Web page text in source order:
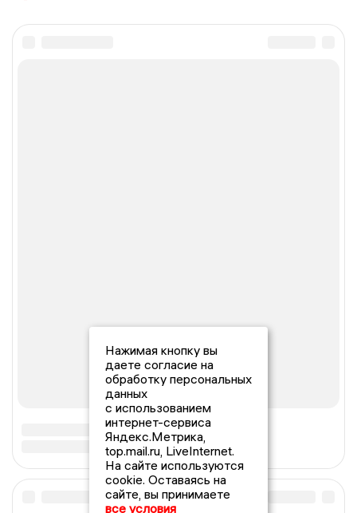
Нажимая кнопку вы
даете согласие на
обработку персональных
данных
с использованием
интернет-сервиса
Яндекс.Метрика,
top.mail.ru, LiveInternet.
На сайте используются
cookie. Оставаясь на
сайте, вы принимаете
все условия